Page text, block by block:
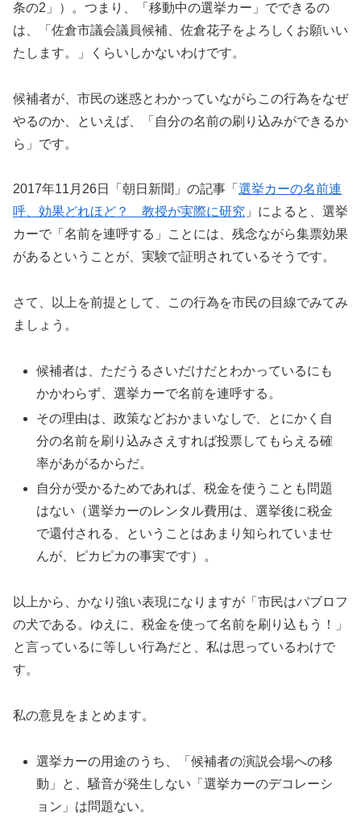
条の2」）。つまり、「移動中の選挙カー」でできるの
は、「佐倉市議会議員候補、佐倉花子をよろしくお願いい
たします。」くらいしかないわけです。
候補者が、市民の迷惑とわかっていながらこの行為をなぜ
やるのか、といえば、「自分の名前の刷り込みができるか
ら」です。
2017年11月26日「朝日新聞」の記事「 選挙カーの名前連
呼、効果どれほど？ 教授が実際に研究 」によると、選挙
カーで「名前を連呼する」ことには、残念ながら集票効果
があるということが、実験で証明されているそうです。
さて、以上を前提として、この行為を市民の目線でみてみ
ましょう。
候補者は、ただうるさいだけだとわかっているにも
かかわらず、選挙カーで名前を連呼する。
その理由は、政策などおかまいなしで、とにかく自
分の名前を刷り込みさえすれば投票してもらえる確
率があがるからだ。
自分が受かるためであれば、税金を使うことも問題
はない（選挙カーのレンタル費用は、選挙後に税金
で還付される、ということはあまり知られていませ
んが、ピカピカの事実です）。
以上から、かなり強い表現になりますが「市民はパブロフ
の犬である。ゆえに、税金を使って名前を刷り込もう！」
と言っているに等しい行為だと、私は思っているわけで
す。
私の意見をまとめます。
選挙カーの用途のうち、「候補者の演説会場への移
動」と、騒音が発生しない「選挙カーのデコレーシ
ョン」は問題ない。